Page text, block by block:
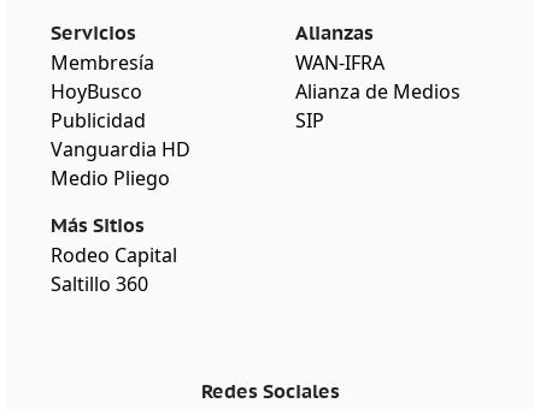
Servicios
Membresía
HoyBusco
Publicidad
Vanguardia HD
Medio Pliego
Más Sitios
Rodeo Capital
Saltillo 360
Alianzas
WAN-IFRA
Alianza de Medios
SIP
Redes Sociales